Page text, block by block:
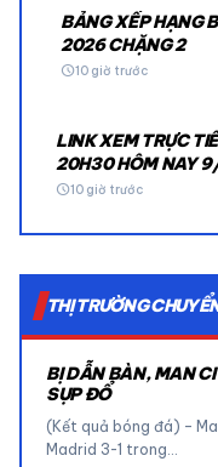
BẢNG XẾP HẠNG
2026 CHẶNG 2
schedule10 giờ trước
LINK XEM TRỰC
20H30 HÔM NAY
schedule10 giờ trước
THỊ TRƯỜNG
BỊ DẪN BÀN, MAN
SỤP ĐỔ
(Kết quả bóng đá) –
Madrid 3-1 trong…